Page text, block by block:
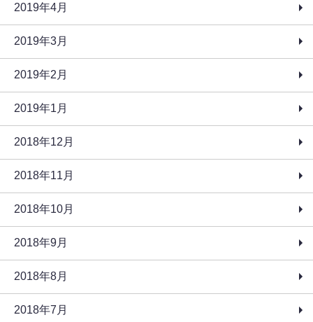
2019年4月
2019年3月
2019年2月
2019年1月
2018年12月
2018年11月
2018年10月
2018年9月
2018年8月
2018年7月